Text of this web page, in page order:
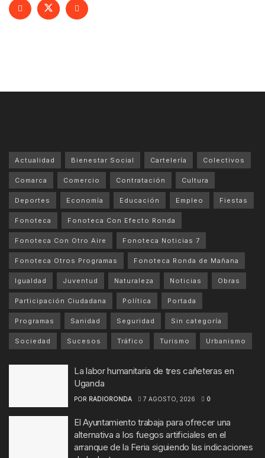
Actualidad Bienestar Social Cartelería Colectivos
Comarca Comercio Contratación Cultura
Deportes Economía Educación Empleo Fiestas
Fonoteca Fonoteca Con Efecto Ronda
Fonoteca Con Otro Aire Fonoteca Noticias 7
Fonoteca Otros Programas Fonoteca Ronda de Mañana
Igualdad Juventud Naturaleza Noticias Obras
Participación Ciudadana Política Portada
Programas Sanidad Seguridad Sin categoría
Sociedad Sucesos Tráfico Turismo Urbanismo
La labor humanitaria de tres cañeteras en
Uganda
POR RADIORONDA 7 AGOSTO, 2026 0
El Ayuntamiento trabaja para ofrecer una
alternativa a los fuegos artificiales en el
arranque de la Feria siguiendo las indicaciones